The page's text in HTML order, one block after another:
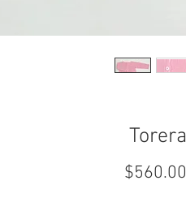
Torera
$560.00